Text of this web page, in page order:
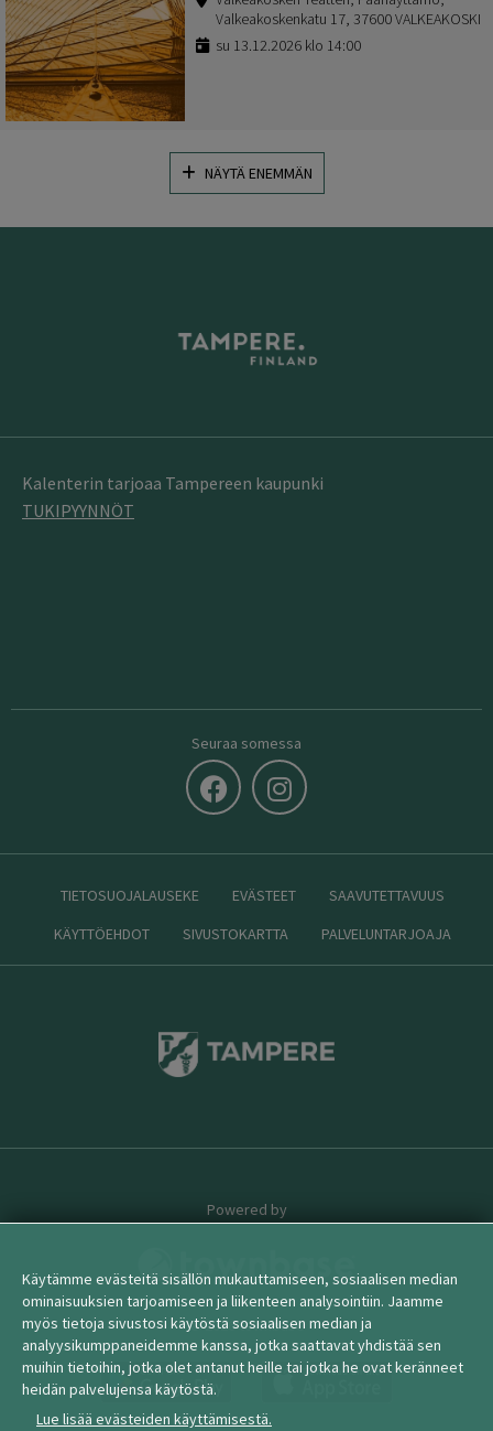
Valkeakoskenkatu 17, 37600 VALKEAKOSKI
su 13.12.2026 klo 14:00
NÄYTÄ ENEMMÄN
Kalenterin tarjoaa Tampereen kaupunki
TUKIPYYNNÖT
Seuraa somessa
TIETOSUOJALAUSEKE EVÄSTEET
SAAVUTETTAVUUS
KÄYTTÖEHDOT
SIVUSTOKARTTA PALVELUNTARJOAJA
Powered by
© 2026 townbase
Käytämme evästeitä sisällön mukauttamiseen, sosiaalisen median
ominaisuuksien tarjoamiseen ja liikenteen analysointiin. Jaamme
myös tietoja sivustosi käytöstä sosiaalisen median ja
analyysikumppaneidemme kanssa, jotka saattavat yhdistää sen
muihin tietoihin, jotka olet antanut heille tai jotka he ovat keränneet
heidän palvelujensa käytöstä.
Lue lisää evästeiden käyttämisestä.